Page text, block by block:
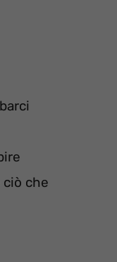
ciò che